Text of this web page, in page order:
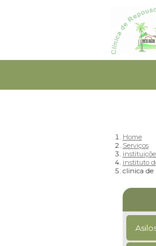
Home
Serviços
instituto
clinica de